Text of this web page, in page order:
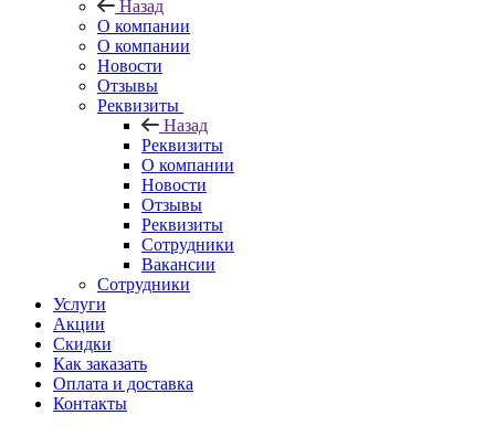
Назад
О компании
О компании
Новости
Отзывы
Реквизиты
Назад
Реквизиты
О компании
Новости
Отзывы
Реквизиты
Сотрудники
Вакансии
Сотрудники
Услуги
Акции
Скидки
Как заказать
Оплата и доставка
Контакты